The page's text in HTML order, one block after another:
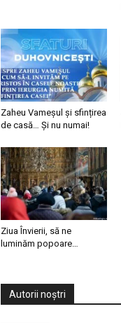
Zaheu Vameșul și sfințirea
de casă… Și nu numai!
Ziua Învierii, să ne
luminăm popoare…
Autorii noștri